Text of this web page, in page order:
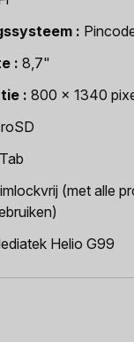
8,7"
800 x 1340
(met alle
Helio G99